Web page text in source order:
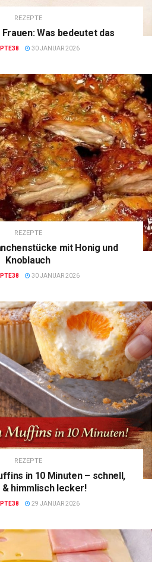
REZEPTE
Was bedeutet das
30 JANUAR 2026
REZEPTE
mit Honig und
Knoblauch
30 JANUAR 2026
REZEPTE
in 10 Minuten – schnell,
himmlisch lecker!
29 JANUAR 2026